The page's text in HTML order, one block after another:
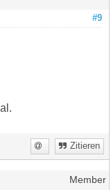
#9
Zitieren
Member